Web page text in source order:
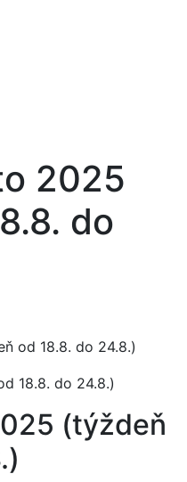
2025
do
od 18.8. do 24.8.)
(týždeň